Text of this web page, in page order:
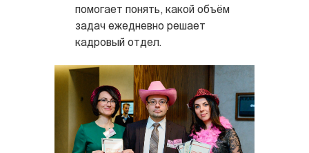
помогает понять, какой объём
задач ежедневно решает
кадровый отдел.